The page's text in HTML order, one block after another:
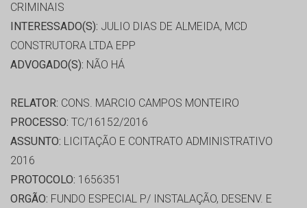
CRIMINAIS
INTERESSADO(S): JULIO DIAS DE ALMEIDA, MCD
CONSTRUTORA LTDA EPP
ADVOGADO(S): NÃO HÁ
RELATOR: CONS. MARCIO CAMPOS MONTEIRO
PROCESSO: TC/16152/2016
ASSUNTO: LICITAÇÃO E CONTRATO ADMINISTRATIVO
2016
PROTOCOLO: 1656351
ORGÃO: FUNDO ESPECIAL P/ INSTALAÇÃO, DESENV. E